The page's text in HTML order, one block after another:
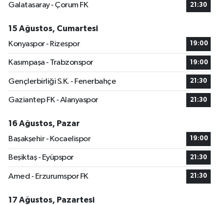
Galatasaray - Çorum FK 21:30
15 Ağustos, Cumartesi
Konyaspor - Rizespor
19:00
Kasımpaşa - Trabzonspor 19:00
Gençlerbirliği S.K. - Fenerbahçe 21:30
Gaziantep FK - Alanyaspor 21:30
16 Ağustos, Pazar
Başakşehir - Kocaelispor
19:00
Beşiktaş - Eyüpspor 21:30
Amed - Erzurumspor FK 21:30
17 Ağustos, Pazartesi